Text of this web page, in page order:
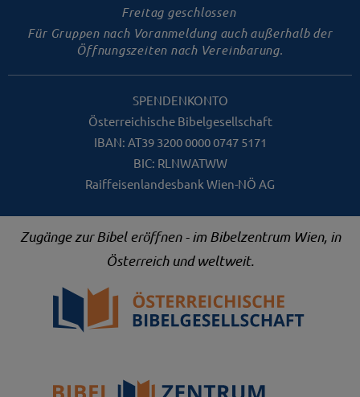
Freitag geschlossen
Für Gruppen nach Voranmeldung auch außerhalb der
Öffnungszeiten nach Vereinbarung.
SPENDENKONTO
Österreichische Bibelgesellschaft
IBAN: AT39 3200 0000 0747 5171
BIC: RLNWATWW
Raiffeisenlandesbank Wien-NÖ AG
Zugänge zur Bibel eröffnen - im Bibelzentrum Wien, in
Österreich und weltweit.